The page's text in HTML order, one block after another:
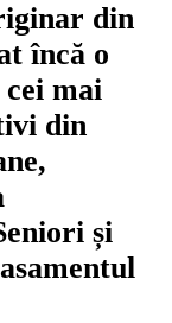
din
încă o
cei mai
din
și